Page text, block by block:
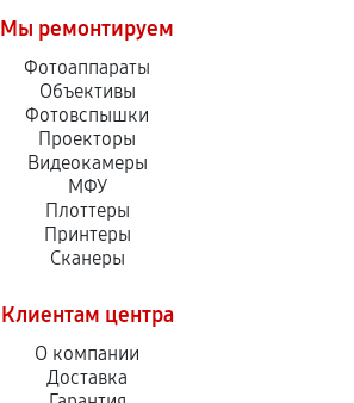
Мы ремонтируем
Фотоаппараты
Объективы
Фотовспышки
Проекторы
Видеокамеры
МФУ
Плоттеры
Принтеры
Сканеры
Клиентам центра
О компании
Доставка